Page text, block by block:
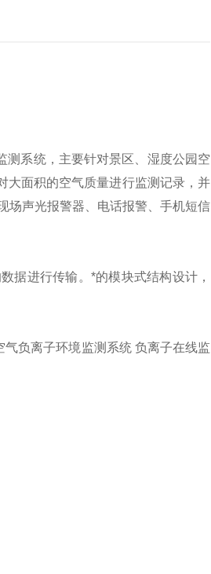
测系统，主要针对景区、湿度公园空
大面积的空气质量进行监测记录，并
场声光报警器、电话报警、手机短信
据进行传输。*的模块式结构设计，
负离子环境监测系统 负离子在线监